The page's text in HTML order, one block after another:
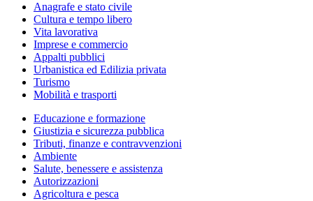
Anagrafe e stato civile
Cultura e tempo libero
Vita lavorativa
Imprese e commercio
Appalti pubblici
Urbanistica ed Edilizia privata
Turismo
Mobilità e trasporti
Educazione e formazione
Giustizia e sicurezza pubblica
Tributi, finanze e contravvenzioni
Ambiente
Salute, benessere e assistenza
Autorizzazioni
Agricoltura e pesca